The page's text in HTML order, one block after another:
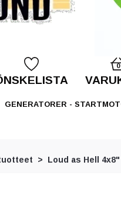
0
GENERATORER -
Loud as Hell